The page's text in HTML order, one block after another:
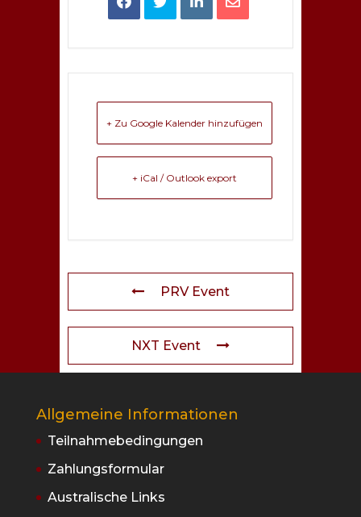
+ Zu Google Kalender hinzufügen
+ iCal / Outlook export
PRV Event
NXT Event
Allgemeine Informationen
Teilnahmebedingungen
Zahlungsformular
Australische Links